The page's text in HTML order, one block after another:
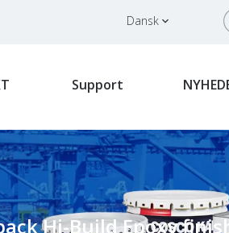
Dansk
Support
Hi-Build Epoxy